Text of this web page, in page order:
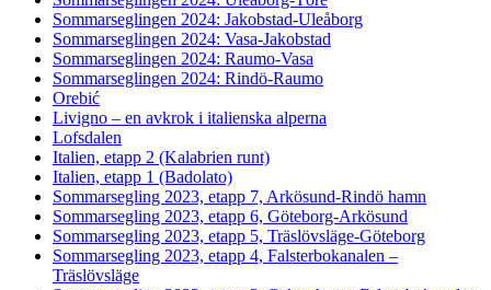
Sommarseglingen 2024: Jakobstad-Uleåborg
Sommarseglingen 2024: Vasa-Jakobstad
Sommarseglingen 2024: Raumo-Vasa
Sommarseglingen 2024: Rindö-Raumo
Orebić
Livigno – en avkrok i italienska alperna
Lofsdalen
Italien, etapp 2 (Kalabrien runt)
Italien, etapp 1 (Badolato)
Sommarsegling 2023, etapp 7, Arkösund-Rindö hamn
Sommarsegling 2023, etapp 6, Göteborg-Arkösund
Sommarsegling 2023, etapp 5, Träslövsläge-Göteborg
Sommarsegling 2023, etapp 4, Falsterbokanalen –
Träslövsläge